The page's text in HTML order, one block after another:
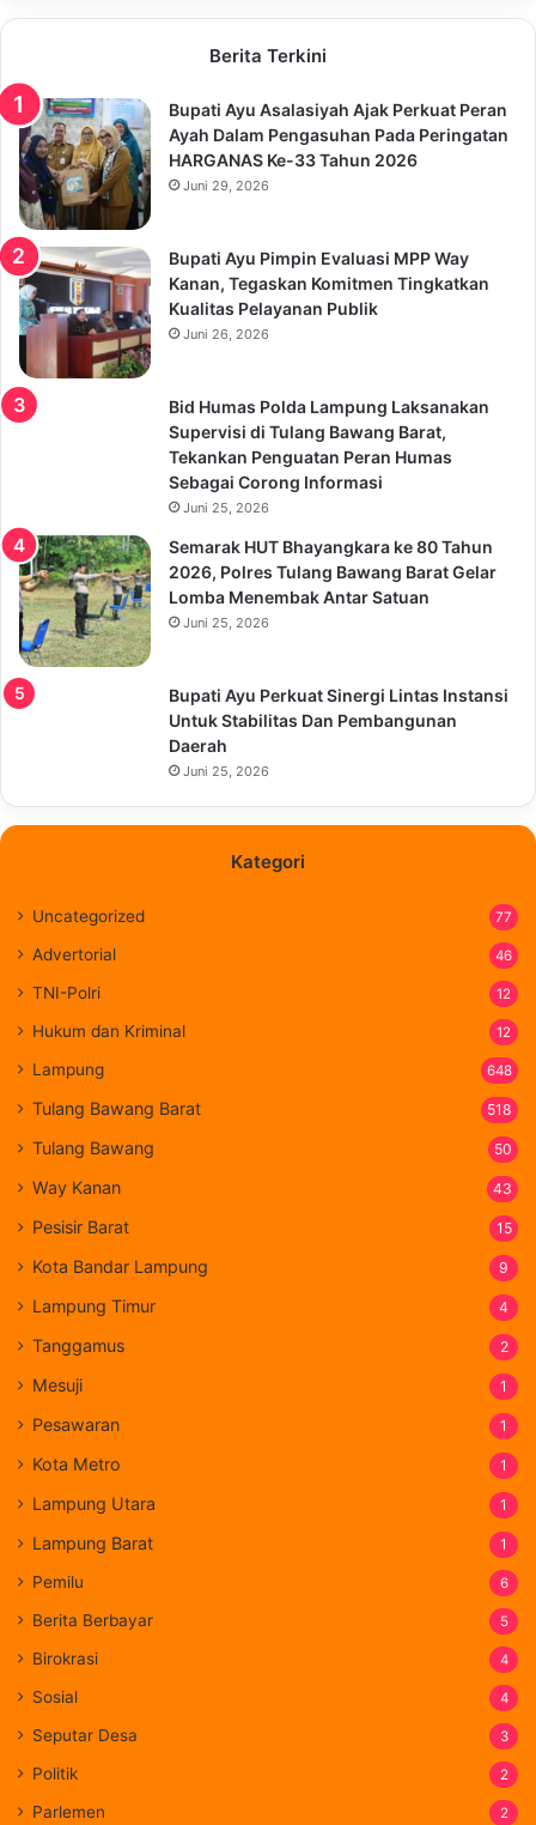
Berita Terkini
Bupati Ayu Asalasiyah Ajak Perkuat Peran
Ayah Dalam Pengasuhan Pada Peringatan
HARGANAS Ke-33 Tahun 2026
Juni 29, 2026
Bupati Ayu Pimpin Evaluasi MPP Way
Kanan, Tegaskan Komitmen Tingkatkan
Kualitas Pelayanan Publik
Juni 26, 2026
Bid Humas Polda Lampung Laksanakan
Supervisi di Tulang Bawang Barat,
Tekankan Penguatan Peran Humas
Sebagai Corong Informasi
Juni 25, 2026
Semarak HUT Bhayangkara ke 80 Tahun
2026, Polres Tulang Bawang Barat Gelar
Lomba Menembak Antar Satuan
Juni 25, 2026
Bupati Ayu Perkuat Sinergi Lintas Instansi
Untuk Stabilitas Dan Pembangunan
Daerah
Juni 25, 2026
Kategori
Uncategorized 77
Advertorial 46
TNI-Polri 12
Hukum dan Kriminal 12
Lampung 648
Tulang Bawang Barat 518
Tulang Bawang 50
Way Kanan 43
Pesisir Barat 15
Kota Bandar Lampung 9
Lampung Timur 4
Tanggamus 2
Mesuji 1
Pesawaran 1
Kota Metro 1
Lampung Utara 1
Lampung Barat 1
Pemilu 6
Berita Berbayar 5
Birokrasi 4
Sosial 4
Seputar Desa 3
Politik 2
Parlemen 2